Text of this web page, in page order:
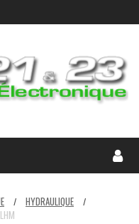
/ HYDRAULIQUE /